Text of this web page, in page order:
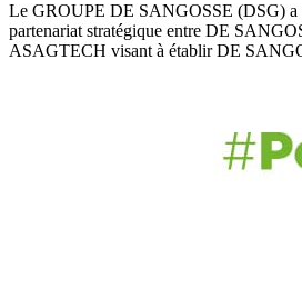
Le GROUPE DE SANGOSSE (DSG) a
partenariat stratégique entre DE
ASAGTECH visant à établir DE